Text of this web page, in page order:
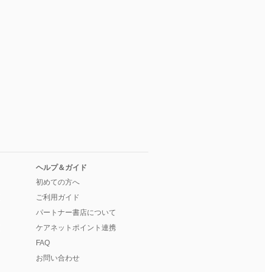
ヘルプ＆ガイド
初めての方へ
ご利用ガイド
パートナー書店について
ケアネットポイント連携
FAQ
お問い合わせ